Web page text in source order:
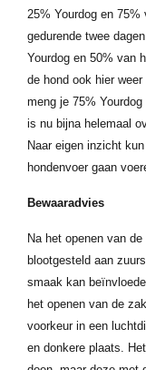
25% Yourdog en 75%
gedurende twee
Yourdog en 50% van
de hond ook hier
meng je 75%
is nu bijna helemaal
Naar eigen inzicht
hondenvoer gaan
Bewaaradvies
Na het openen van
blootgesteld aan
smaak kan
het openen van de
voorkeur in een
en donkere plaats.